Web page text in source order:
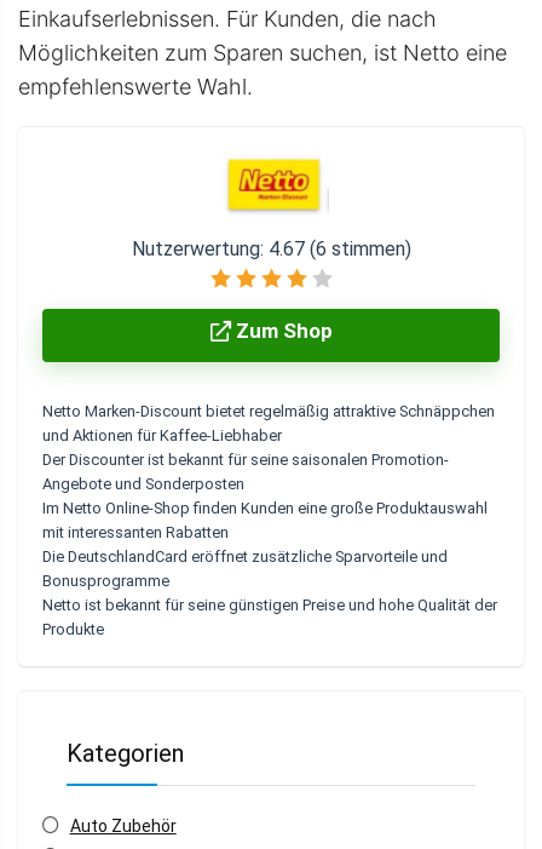
Einkaufserlebnissen. Für Kunden, die nach
Möglichkeiten zum Sparen suchen, ist Netto eine
empfehlenswerte Wahl.
Nutzerwertung: 4.67 (6 stimmen)
Zum Shop
Netto Marken-Discount bietet regelmäßig attraktive Schnäppchen
und Aktionen für Kaffee-Liebhaber
Der Discounter ist bekannt für seine saisonalen Promotion-
Angebote und Sonderposten
Im Netto Online-Shop finden Kunden eine große Produktauswahl
mit interessanten Rabatten
Die DeutschlandCard eröffnet zusätzliche Sparvorteile und
Bonusprogramme
Netto ist bekannt für seine günstigen Preise und hohe Qualität der
Produkte
Kategorien
Auto Zubehör